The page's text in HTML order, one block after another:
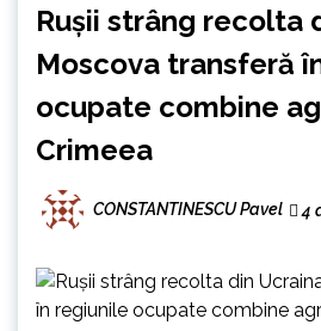
Rușii strâng recolta
Moscova transferă
ocupate combine
Crimeea
CONSTANTINESCU Pavel 4